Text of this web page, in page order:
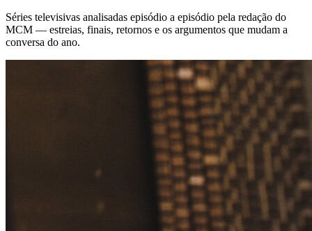
Séries televisivas analisadas episódio a episódio pela redação do
MCM — estreias, finais, retornos e os argumentos que mudam a
conversa do ano.